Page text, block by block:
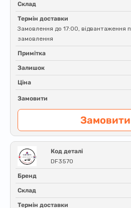
Склад
Термін доставки
Замовлення до 17:00, відвантаження
замовлення
Примітка
Залишок
Ціна
Замовити
Замовити
Код деталі
DF3570
Бренд
Склад
Термін доставки